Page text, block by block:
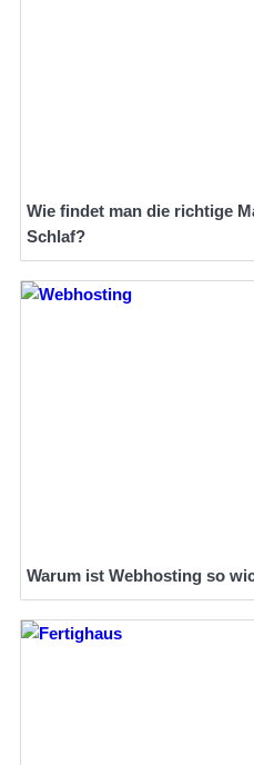
Wie findet man die richtige
Schlaf?
Warum ist Webhosting so